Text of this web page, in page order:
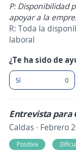
P: Disponibilidad
apoyar a la
R: Toda la
laboral
¿Te ha sido de
Sí 0
Entrevista para
Caldas · Febrero
Positiva